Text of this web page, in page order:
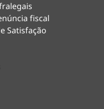
fiscal
Satisfação